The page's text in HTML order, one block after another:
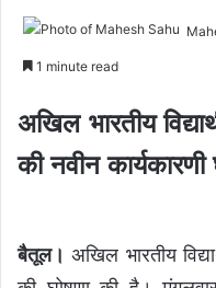
1 minute read
अखिल भारतीय
की नवीन कार्यकारणी
बैतूल। अखिल भारतीय